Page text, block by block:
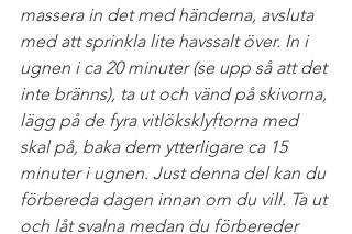
massera in det med händerna, avsluta
med att sprinkla lite havssalt över. In i
ugnen i ca 20 minuter (se upp så att det
inte bränns), ta ut och vänd på skivorna,
lägg på de fyra vitlöksklyftorna med
skal på, baka dem ytterligare ca 15
minuter i ugnen. Just denna del kan du
förbereda dagen innan om du vill. Ta ut
och låt svalna medan du förbereder